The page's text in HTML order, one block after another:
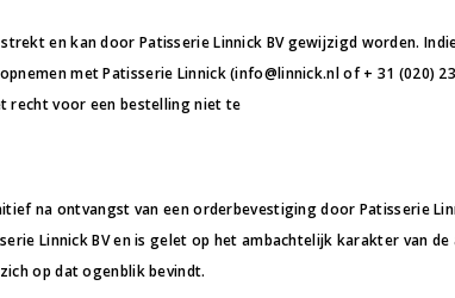
en kan door Patisserie Linnick BV gewijzigd worden.
met Patisserie Linnick (info@linnick.nl of + 31 (020)
recht voor een bestelling niet te
na ontvangst van een orderbevestiging door Patisserie
Linnick BV en is gelet op het ambachtelijk karakter van
op dat ogenblik bevindt.